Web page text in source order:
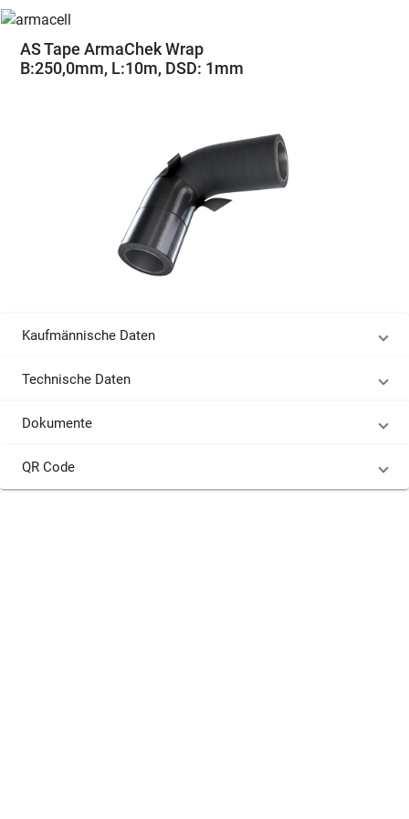
AS Tape ArmaChek Wrap
B:250,0mm, L:10m, DSD: 1mm
Kaufmännische Daten
Technische Daten
Dokumente
QR Code